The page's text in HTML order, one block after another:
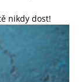
nikdy dost!